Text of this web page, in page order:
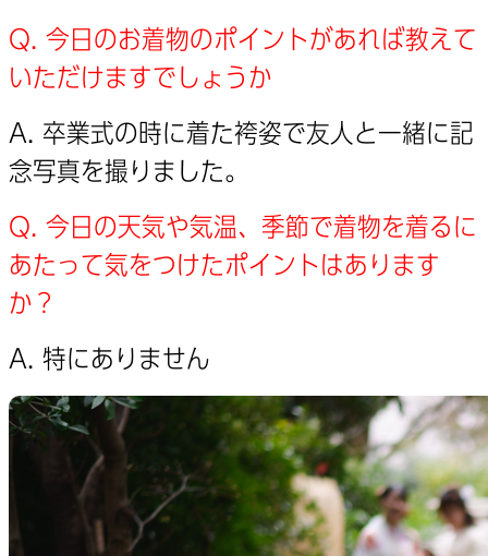
Q. 今日のお着物のポイントがあれば教えて
いただけますでしょうか
A. 卒業式の時に着た袴姿で友人と一緒に記
念写真を撮りました。
Q. 今日の天気や気温、季節で着物を着るに
あたって気をつけたポイントはあります
か？
A. 特にありません